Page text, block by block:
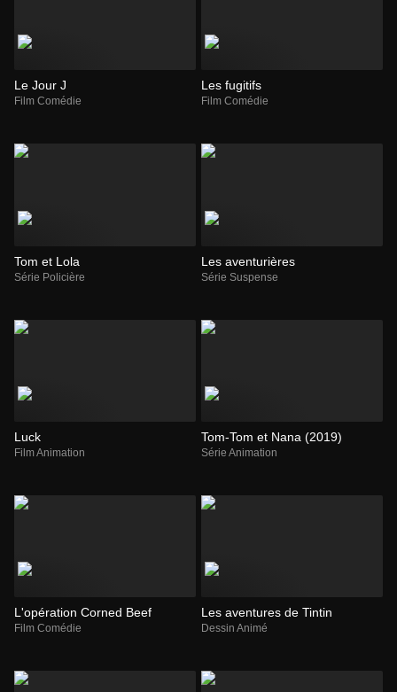
Le Jour J
Film Comédie
Les fugitifs
Film Comédie
Tom et Lola
Série Policière
Les aventurières
Série Suspense
Luck
Film Animation
Tom-Tom et Nana (2019)
Série Animation
L'opération Corned Beef
Film Comédie
Les aventures de Tintin
Dessin Animé